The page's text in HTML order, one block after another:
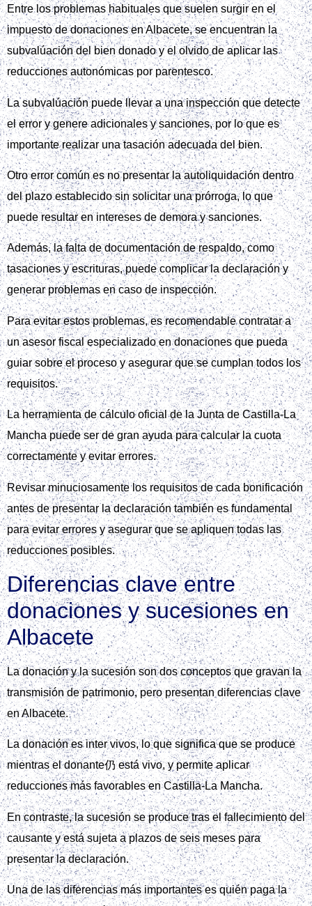
Entre los problemas habituales que suelen surgir en el
impuesto de donaciones en Albacete, se encuentran la
subvalúación del bien donado y el olvido de aplicar las
reducciones autonómicas por parentesco.
La subvalúación puede llevar a una inspección que detecte
el error y genere adicionales y sanciones, por lo que es
importante realizar una tasación adecuada del bien.
Otro error común es no presentar la autoliquidación dentro
del plazo establecido sin solicitar una prórroga, lo que
puede resultar en intereses de demora y sanciones.
Además, la falta de documentación de respaldo, como
tasaciones y escrituras, puede complicar la declaración y
generar problemas en caso de inspección.
Para evitar estos problemas, es recomendable contratar a
un asesor fiscal especializado en donaciones que pueda
guiar sobre el proceso y asegurar que se cumplan todos los
requisitos.
La herramienta de cálculo oficial de la Junta de Castilla-La
Mancha puede ser de gran ayuda para calcular la cuota
correctamente y evitar errores.
Revisar minuciosamente los requisitos de cada bonificación
antes de presentar la declaración también es fundamental
para evitar errores y asegurar que se apliquen todas las
reducciones posibles.
Diferencias clave entre
donaciones y sucesiones en
Albacete
La donación y la sucesión son dos conceptos que gravan la
transmisión de patrimonio, pero presentan diferencias clave
en Albacete.
La donación es inter vivos, lo que significa que se produce
mientras el donante仍 está vivo, y permite aplicar
reducciones más favorables en Castilla‑La Mancha.
En contraste, la sucesión se produce tras el fallecimiento del
causante y está sujeta a plazos de seis meses para
presentar la declaración.
Una de las diferencias más importantes es quién paga la